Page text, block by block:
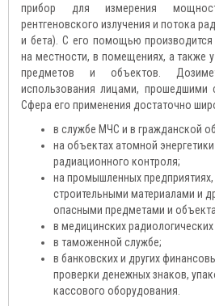
прибор для измерения
рентгеновского излучения и потока
и бета). С его помощью
на местности, в помещениях, а также
предметов и объектов.
использования лицами, прошедшими
Сфера его применения достаточно
в службе МЧС и в гражданской
на объектах атомной
радиационного контроля;
на промышленных
строительными материалами и
опасными предметами и
в медицинских
в таможенной службе;
в банковских и других
проверки денежных знаков,
кассового оборудования.